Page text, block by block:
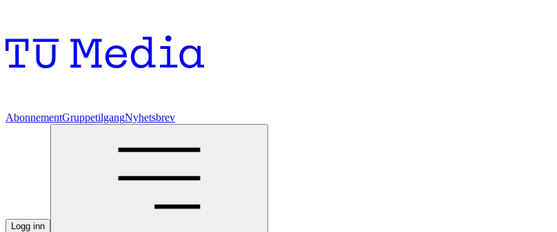
AbonnementGruppetilgangNyhetsbrev
Logg inn